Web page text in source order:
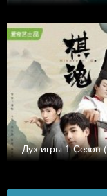
Дух игры 1 Сезон